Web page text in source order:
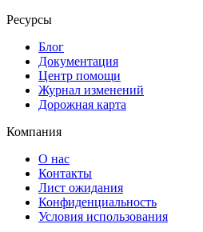
Ресурсы
Блог
Документация
Центр помощи
Журнал изменений
Дорожная карта
Компания
О нас
Контакты
Лист ожидания
Конфиденциальность
Условия использования